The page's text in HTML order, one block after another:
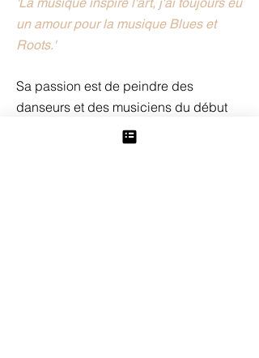
un amour pour la musique Blues et
Roots.'
Sa passion est de peindre des
danseurs et des musiciens du début
du XXe siècle. Il y a une profondeur
dans son travail, une grande partie de